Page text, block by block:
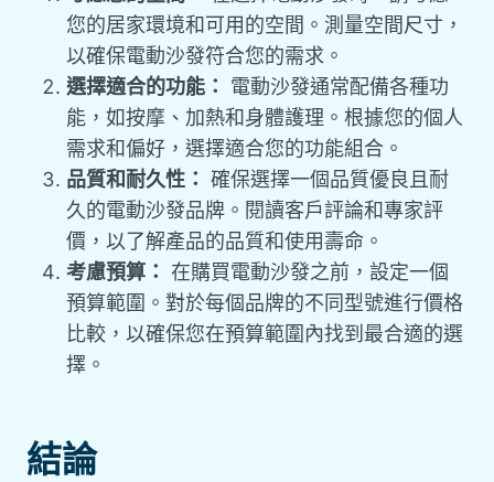
您的居家環境和可用的空間。測量空間尺寸，
以確保電動沙發符合您的需求。
選擇適合的功能：
電動沙發通常配備各種功
能，如按摩、加熱和身體護理。根據您的個人
需求和偏好，選擇適合您的功能組合。
品質和耐久性： 確保選擇一個品質優良且耐
久的電動沙發品牌。閱讀客戶評論和專家評
價，以了解產品的品質和使用壽命。
考慮預算： 在購買電動沙發之前，設定一個
預算範圍。對於每個品牌的不同型號進行價格
比較，以確保您在預算範圍內找到最合適的選
擇。
結論